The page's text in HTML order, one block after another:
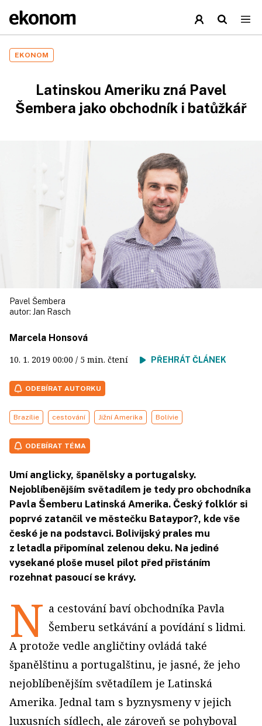
EKONOM
Latinskou Ameriku zná Pavel
Šembera jako obchodník i batůžkář
Pavel Šembera
autor: Jan Rasch
Marcela Honsová
10. 1. 2019 00:00 / 5 min. čtení PŘEHRÁT ČLÁNEK
ODEBÍRAT AUTORKU
Brazílie cestování Jižní Amerika Bolívie
ODEBÍRAT TÉMA
Umí anglicky, španělsky a portugalsky.
Nejoblíbenějším světadílem je tedy pro obchodníka
Pavla Šemberu Latinská Amerika. Český folklór si
poprvé zatančil ve městečku Bataypor?, kde vše
české je na podstavci. Bolivijský prales mu
z letadla připomínal zelenou deku. Na jediné
vysekané ploše musel pilot před přistáním
rozehnat pasoucí se krávy.
N a cestování baví obchodníka Pavla
Šemberu setkávání a povídání s lidmi.
A protože vedle angličtiny ovládá také
španělštinu a portugalštinu, je jasné, že jeho
nejoblíbenějším světadílem je Latinská
Amerika. Jednal tam s byznysmeny v jejich
luxusních sídlech, ale zároveň se pohyboval